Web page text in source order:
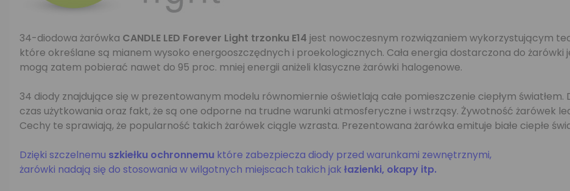
34-diodowa żarówka CANDLE LED Forever Light trzonku E14 jest nowoczesnym rozwiązaniem wykorzystującym
które określane są mianem wysoko energooszczędnych i proekologicznych. Cała energia dostarczona do żarówki
mogą zatem pobierać nawet do 95 proc. mniej energii aniżeli klasyczne żarówki halogenowe.
34 diody znajdujące się w prezentowanym modelu równomiernie oświetlają całe pomieszczenie ciepłym światłem.
czas użytkowania oraz fakt, że są one odporne na trudne warunki atmosferyczne i wstrząsy. Żywotność żarówek
Cechy te sprawiają, że popularność takich żarówek ciągle wzrasta. Prezentowana żarówka emituje białe ciepłe
Dzięki szczelnemu szkiełku ochronnemu które zabezpiecza diody przed warunkami zewnętrznymi,
żarówki nadają się do stosowania w wilgotnych miejscach takich jak łazienki, okapy itp.